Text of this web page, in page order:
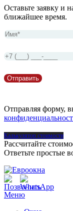
Оставьте заявку и
ближайшее время.
Отправляя форму,
Калькулятор стоимости
Рассчитайте
Ответьте простые
Меню